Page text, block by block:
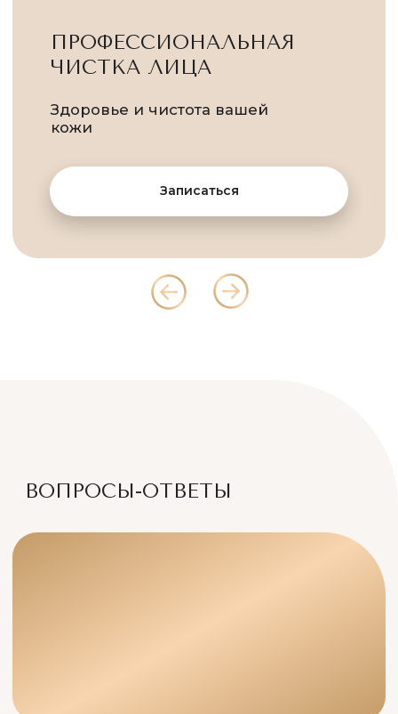
Записаться
© 2020-2026 Zaffiro Clinic. Все права защищены.
Лицензия номер Л0-77-01-020515 от 6 октября 2020 года